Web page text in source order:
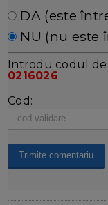
DA (este
NU (nu este
Introdu codul de
0216026
Cod: